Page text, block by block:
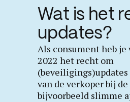
Wat is het
updates?
Als consument heb je
2022 het recht om
van de verkoper bij
bijvoorbeeld slimme